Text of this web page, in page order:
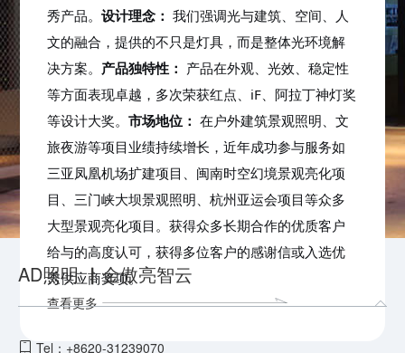
秀产品。设计理念： 我们强调光与建筑、空间、人
文的融合，提供的不只是灯具，而是整体光环境解
决方案。 产品独特性： 产品在外观、光效、稳定性
等方面表现卓越，多次荣获红点、 iF、 阿拉丁神灯奖
等设计大奖。市场地位： 在户外建筑景观照明 、文
旅夜游等项目业绩持续增长 ，近年成功参与服务如
三亚凤凰机场扩建项目、闽南时空幻境景观亮化项
目、三门峡大坝景观照明、杭州亚运会项目等众多
大型景观亮化项目。获得众多长期合作的优质客户
给与的高度认可 ，获得多位客户的感谢信或入选优
秀供应商奖项。
查看更多
AD照明 ▏金傲亮智云
Tel：+8620-31239070